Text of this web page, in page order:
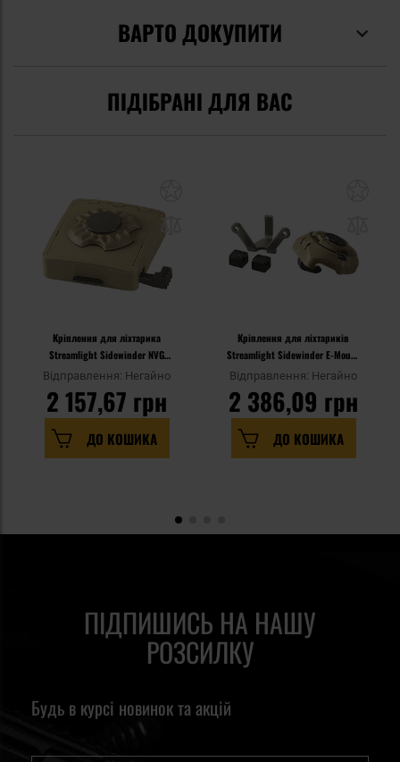
ВАРТО ДОКУПИТИ
ПІДІБРАНІ ДЛЯ ВАС
Кріплення для ліхтарика
Streamlight Sidewinder NVG
Mount
Відправлення: Негайно
2 157,67 грн
ДО КОШИКА
Кріплення для ліхтариків
Streamlight Sidewinder E-Mount
Kit
Відправлення: Негайно
2 386,09 грн
ДО КОШИКА
ПІДПИШИСЬ НА НАШУ
РОЗСИЛКУ
Будь в курсі новинок та акцій